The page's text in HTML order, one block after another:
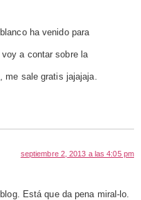
ha venido para
a contar sobre la
me sale gratis jajajaja.
septiembre 2, 2013 a las 4:05 pm
Está que da pena miral-lo.